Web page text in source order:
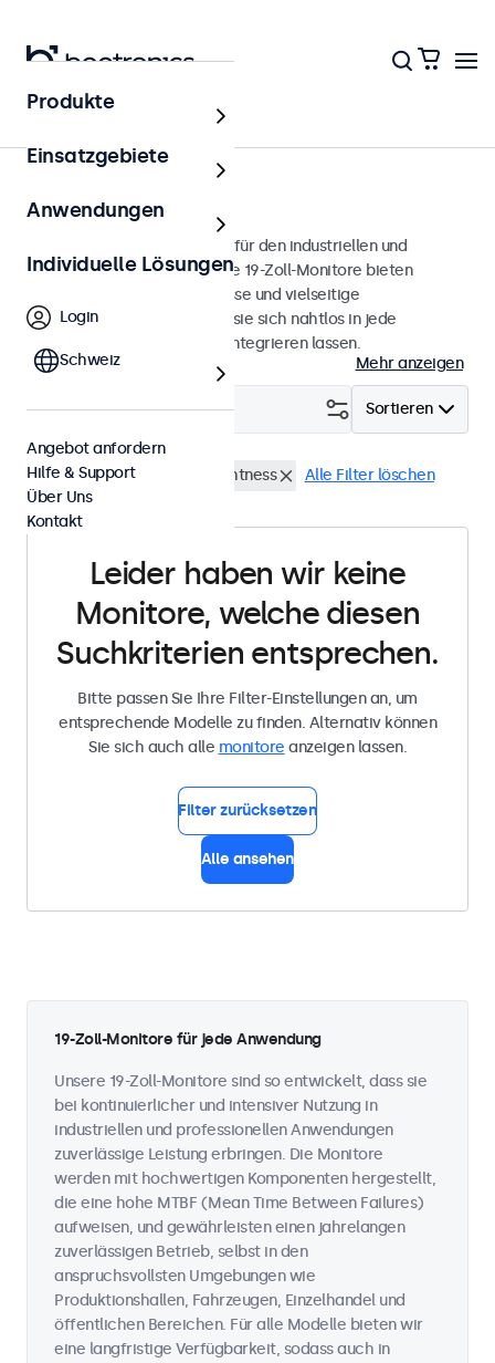
Monitore
19 Zoll Monitore
19-Zoll-Monitore, entwickelt für den industriellen und
professionellen Einsatz. Diese 19-Zoll-Monitore bieten
verschiedene Videoanschlüsse und vielseitige
Montageoptionen, wodurch sie sich nahtlos in jede
Anwendung und Umgebung integrieren lassen.
Mehr anzeigen
Sortieren
Filtern (0)
19 Zoll Monitore High-Brightness Alle Filter löschen
Leider haben wir keine
Monitore, welche diesen
Suchkriterien entsprechen.
Bitte passen Sie Ihre Filter-Einstellungen an, um
entsprechende Modelle zu finden. Alternativ können
Sie sich auch alle monitore anzeigen lassen.
Filter zurücksetzen
Alle ansehen
19-Zoll-Monitore für jede Anwendung
Unsere 19-Zoll-Monitore sind so entwickelt, dass sie
bei kontinuierlicher und intensiver Nutzung in
industriellen und professionellen Anwendungen
zuverlässige Leistung erbringen. Die Monitore
werden mit hochwertigen Komponenten hergestellt,
die eine hohe MTBF (Mean Time Between Failures)
aufweisen, und gewährleisten einen jahrelangen
zuverlässigen Betrieb, selbst in den
anspruchsvollsten Umgebungen wie
Produktionshallen, Fahrzeugen, Einzelhandel und
öffentlichen Bereichen. Für alle Modelle bieten wir
eine langfristige Verfügbarkeit, sodass auch in
Produkte
Einsatzgebiete
Anwendungen
Individuelle Lösungen
Login
Schweiz
Angebot anfordern
Hilfe & Support
Über Uns
Kontakt